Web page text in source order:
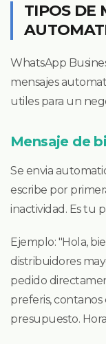
TIPOS DE
WhatsApp
mensajes
utiles para un
Mensaje de
Se envia
escribe por
inactividad. Es tu
Ejemplo: "Hola,
distribuidores
pedido
preferis,
presupuesto.